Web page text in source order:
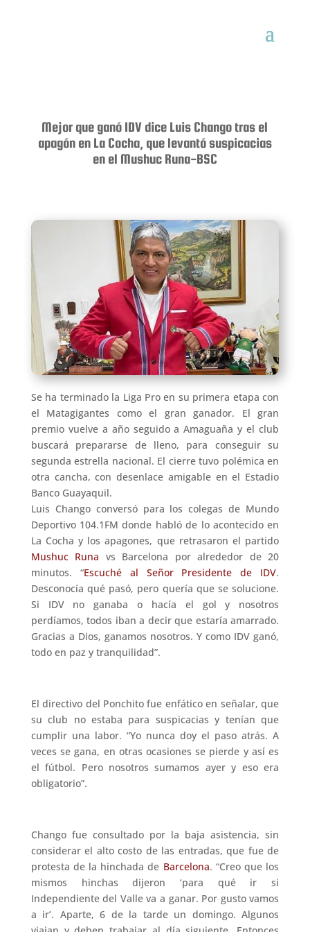
Mejor que ganó IDV dice Luis Chango tras el
apagón en La Cocha, que levantó suspicacias
en el Mushuc Runa-BSC
Se ha terminado la Liga Pro en su primera etapa con
el Matagigantes como el gran ganador. El gran
premio vuelve a año seguido a Amaguaña y el club
buscará prepararse de lleno, para conseguir su
segunda estrella nacional. El cierre tuvo polémica en
otra cancha, con desenlace amigable en el Estadio
Banco Guayaquil.
Luis Chango conversó para los colegas de Mundo
Deportivo 104.1FM donde habló de lo acontecido en
La Cocha y los apagones, que retrasaron el partido
Mushuc Runa vs Barcelona por alrededor de 20
minutos. “Escuché al Señor Presidente de IDV.
Desconocía qué pasó, pero quería que se solucione.
Si IDV no ganaba o hacía el gol y nosotros
perdíamos, todos iban a decir que estaría amarrado.
Gracias a Dios, ganamos nosotros. Y como IDV ganó,
todo en paz y tranquilidad”.
El directivo del Ponchito fue enfático en señalar, que
su club no estaba para suspicacias y tenían que
cumplir una labor. “Yo nunca doy el paso atrás. A
veces se gana, en otras ocasiones se pierde y así es
el fútbol. Pero nosotros sumamos ayer y eso era
obligatorio”.
Chango fue consultado por la baja asistencia, sin
considerar el alto costo de las entradas, que fue de
protesta de la hinchada de Barcelona. “Creo que los
mismos hinchas dijeron ‘para qué ir si
Independiente del Valle va a ganar. Por gusto vamos
a ir’. Aparte, 6 de la tarde un domingo. Algunos